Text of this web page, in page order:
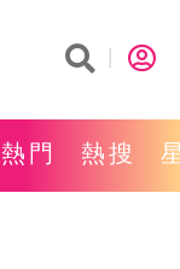
熱門 熱搜